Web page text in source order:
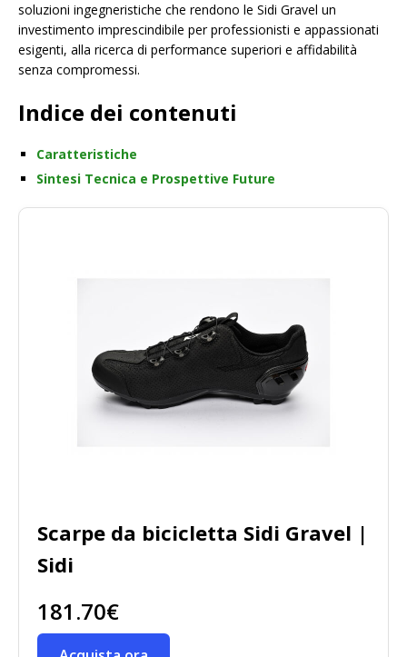
soluzioni ingegneristiche che rendono le Sidi Gravel un
investimento imprescindibile per professionisti e appassionati
esigenti, alla ricerca di performance superiori e affidabilità
senza compromessi.
Indice dei contenuti
Caratteristiche
Sintesi Tecnica e Prospettive Future
Scarpe da bicicletta Sidi Gravel |
Sidi
181.70€